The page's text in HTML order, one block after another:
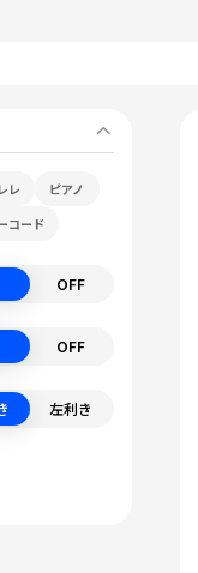
レ
ピアノ
コード
OFF
OFF
左利き